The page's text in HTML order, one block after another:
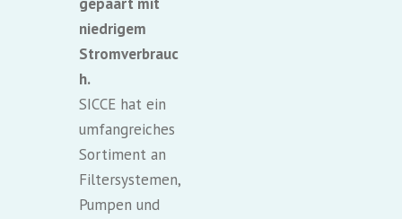
niedrigem
Stromverbrauc
h.
SICCE hat ein
umfangreiches
Sortiment an
Filtersystemen,
Pumpen und